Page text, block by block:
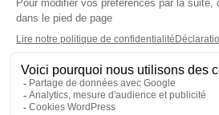
Les cookies
Gestion des cookies
Crédit photos : ©Sud Radio /